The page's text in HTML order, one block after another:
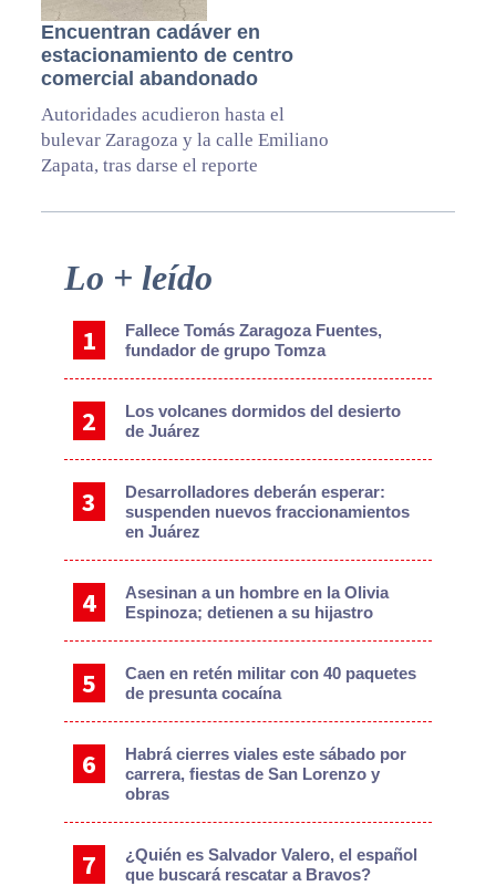
Encuentran cadáver en
estacionamiento de centro
comercial abandonado
Autoridades acudieron hasta el
bulevar Zaragoza y la calle Emiliano
Zapata, tras darse el reporte
Primary
Lo + leído
Fallece Tomás Zaragoza Fuentes,
fundador de grupo Tomza
Los volcanes dormidos del desierto
de Juárez
Desarrolladores deberán esperar:
suspenden nuevos fraccionamientos
en Juárez
Asesinan a un hombre en la Olivia
Espinoza; detienen a su hijastro
Caen en retén militar con 40 paquetes
de presunta cocaína
Habrá cierres viales este sábado por
carrera, fiestas de San Lorenzo y
obras
¿Quién es Salvador Valero, el español
que buscará rescatar a Bravos?